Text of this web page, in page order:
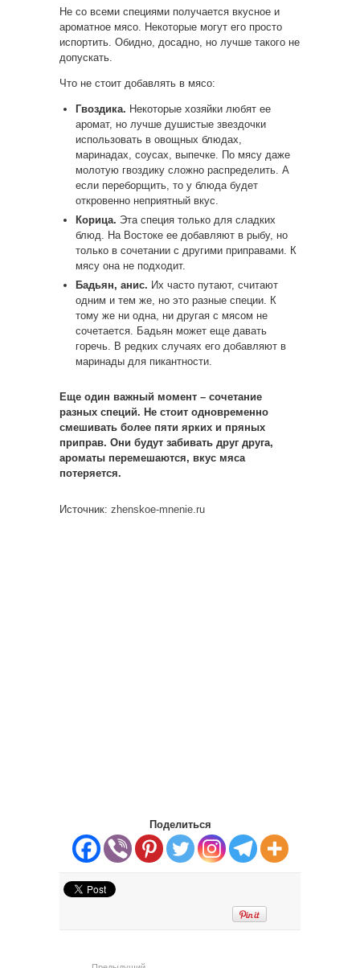
Не со всеми специями получается вкусное и
ароматное мясо. Некоторые могут его просто
испортить. Обидно, досадно, но лучше такого не
допускать.
Что не стоит добавлять в мясо:
Гвоздика. Некоторые хозяйки любят ее
аромат, но лучше душистые звездочки
использовать в овощных блюдах,
маринадах, соусах, выпечке. По мясу даже
молотую гвоздику сложно распределить. А
если переборщить, то у блюда будет
откровенно неприятный вкус.
Корица. Эта специя только для сладких
блюд. На Востоке ее добавляют в рыбу, но
только в сочетании с другими приправами. К
мясу она не подходит.
Бадьян, анис. Их часто путают, считают
одним и тем же, но это разные специи. К
тому же ни одна, ни другая с мясом не
сочетается. Бадьян может еще давать
горечь. В редких случаях его добавляют в
маринады для пикантности.
Еще один важный момент – сочетание
разных специй. Не стоит одновременно
смешивать более пяти ярких и пряных
приправ. Они будут забивать друг друга,
ароматы перемешаются, вкус мяса
потеряется.
Источник: zhenskoe-mnenie.ru
Поделиться